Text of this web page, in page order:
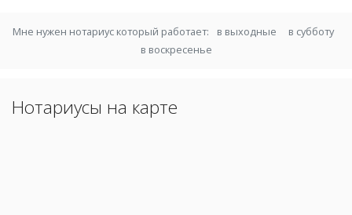
Мне нужен нотариус который работает: в выходные
в субботу
в воскресенье
Нотариусы на карте